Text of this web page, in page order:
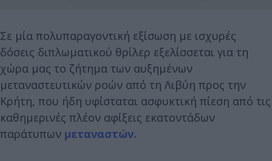
Σε μία πολυπαραγοντική εξίσωση με ισχυρές
δόσεις διπλωματικού θρίλερ εξελίσσεται για τη
χώρα μας το ζήτημα των αυξημένων
μεταναστευτικών ροών από τη Λιβύη προς την
Κρήτη, που ήδη υφίσταται ασφυκτική πίεση από τις
καθημερινές πλέον αφίξεις εκατοντάδων
παράτυπων μεταναστών.